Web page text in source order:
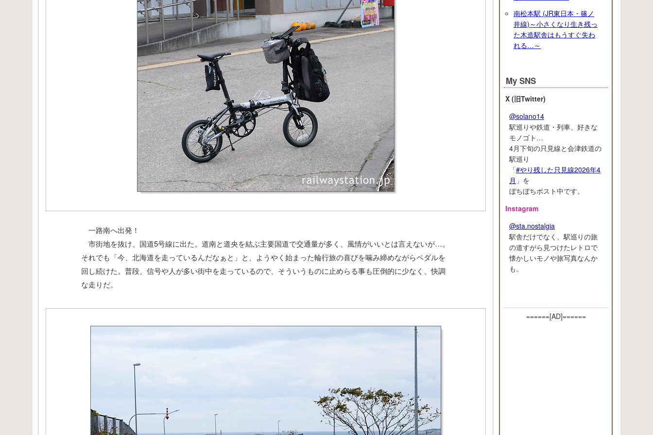
一路南へ出発！
市街地を抜け、国道5号線に出た。道南と道央を結ぶ主要国道で交通量が多く、風情がいいとは言えないが…。
それでも「今、北海道を走っているんだなぁと」と、ようやく始まった輪行旅の喜びを噛み締めながらペダルを
回し続けた。普段、信号や人が多い街中を走っているので、そういうものに止めらる事も圧倒的に少なく、快調
な走りだ。
南松本駅 (JR東日本・篠ノ
井線)～小さくなり生き残っ
た木造駅舎はもうすぐ失わ
れる…～
My SNS
X (旧Twitter)
@solano14
駅巡りや鉄道・列車、好きな
モノゴト…
4月下旬の只見線と会津鉄道の
駅巡り
「#やり残した只見線2026年4
月 」を
ぼちぼちポスト中です。
Instagram
@sta.nostalgia
駅舎だけでなく、駅巡りの旅
の道すがら見つけたレトロで
懐かしいモノや旅写真なんか
も。
======[AD]======